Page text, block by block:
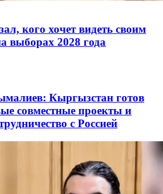
кого хочет видеть своим
выборах 2028 года
Кыргызстан готов
совместные проекты и
с Россией